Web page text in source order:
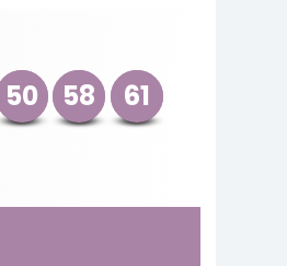
50 58
61